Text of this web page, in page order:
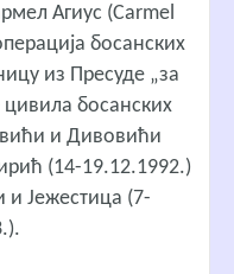
Агиус (Carmel
босанских
из Пресуде „за
босанских
и Дивовићи
(14-19.12.1992.)
Јежестица (7-